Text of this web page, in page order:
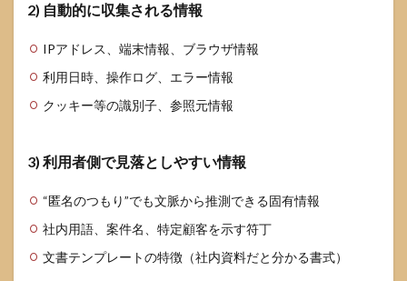
2) 自動的に収集される情報
IPアドレス、端末情報、ブラウザ情報
利用日時、操作ログ、エラー情報
クッキー等の識別子、参照元情報
3) 利用者側で見落としやすい情報
“匿名のつもり”でも文脈から推測できる固有情報
社内用語、案件名、特定顧客を示す符丁
文書テンプレートの特徴（社内資料だと分かる書式）